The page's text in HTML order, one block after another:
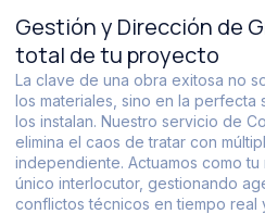
Gestión y Dirección de
total de tu proyecto
La clave de una obra exitosa no
los materiales, sino en la perfecta
los instalan. Nuestro servicio de
elimina el caos de tratar con
independiente. Actuamos como
único interlocutor, gestionando
conflictos técnicos en tiempo real